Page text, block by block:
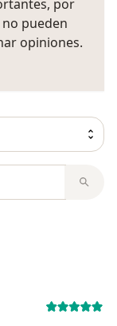
por
pueden
opiniones.